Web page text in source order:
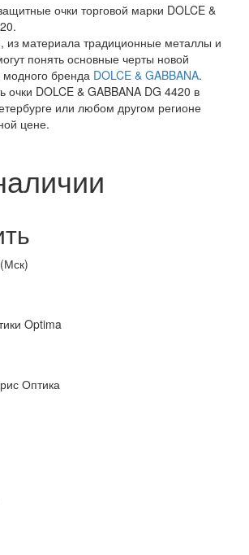
очки торговой марки DOLCE &
из материала традиционные металлы и
понять основные черты новой
модного бренда DOLCE & GABBANA.
очки DOLCE & GABBANA DG 4420 в
или любом другом регионе
цене.
Optima
Оптика